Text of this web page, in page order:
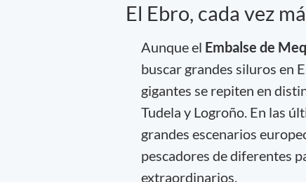
El Ebro, cada vez
Aunque el Embalse de
buscar grandes siluros en
gigantes se repiten en
Tudela y Logroño. En las
grandes escenarios
pescadores de diferentes
extraordinarios.